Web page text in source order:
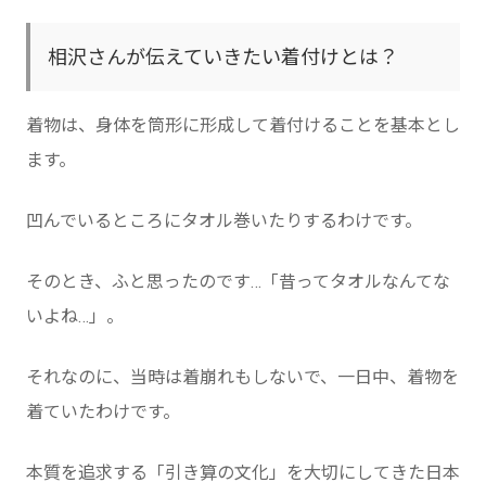
相沢さんが伝えていきたい着付けとは？
着物は、身体を筒形に形成して着付けることを基本とし
ます。
凹んでいるところにタオル巻いたりするわけです。
そのとき、ふと思ったのです…「昔ってタオルなんてな
いよね…」。
それなのに、当時は着崩れもしないで、一日中、着物を
着ていたわけです。
本質を追求する「引き算の文化」を大切にしてきた日本